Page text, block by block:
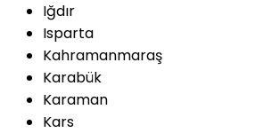
Iğdır
Isparta
Kahramanmaraş
Karabük
Karaman
Kars